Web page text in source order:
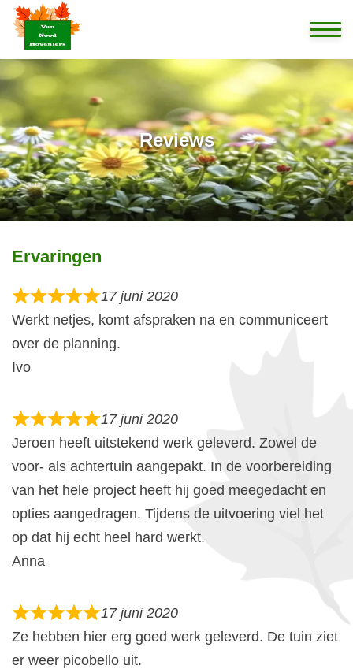
Home
Ontwerp
Aanleg
Onderhoud
Projecten
Contact
Reviews
Ervaringen
17 juni 2020
Werkt netjes, komt afspraken na en communiceert
over de planning.
Ivo
17 juni 2020
Jeroen heeft uitstekend werk geleverd. Zowel de
voor- als achtertuin aangepakt. In de voorbereiding
van het hele project heeft hij goed meegedacht en
opties aangedragen. Tijdens de uitvoering viel het
op dat hij echt heel hard werkt.
Anna
17 juni 2020
Ze hebben hier erg goed werk geleverd. De tuin ziet
er weer picobello uit.